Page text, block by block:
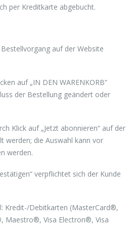
per Kreditkarte abgebucht.
auf der Website
auf „IN DEN WARENKORB“
der Bestellung geändert oder
Klick auf „Jetzt abonnieren“ auf der
werden; die Auswahl kann vor
werden.
verpflichtet sich der Kunde
Kredit-/Debitkarten (MasterCard®,
Maestro®, Visa Electron®, Visa